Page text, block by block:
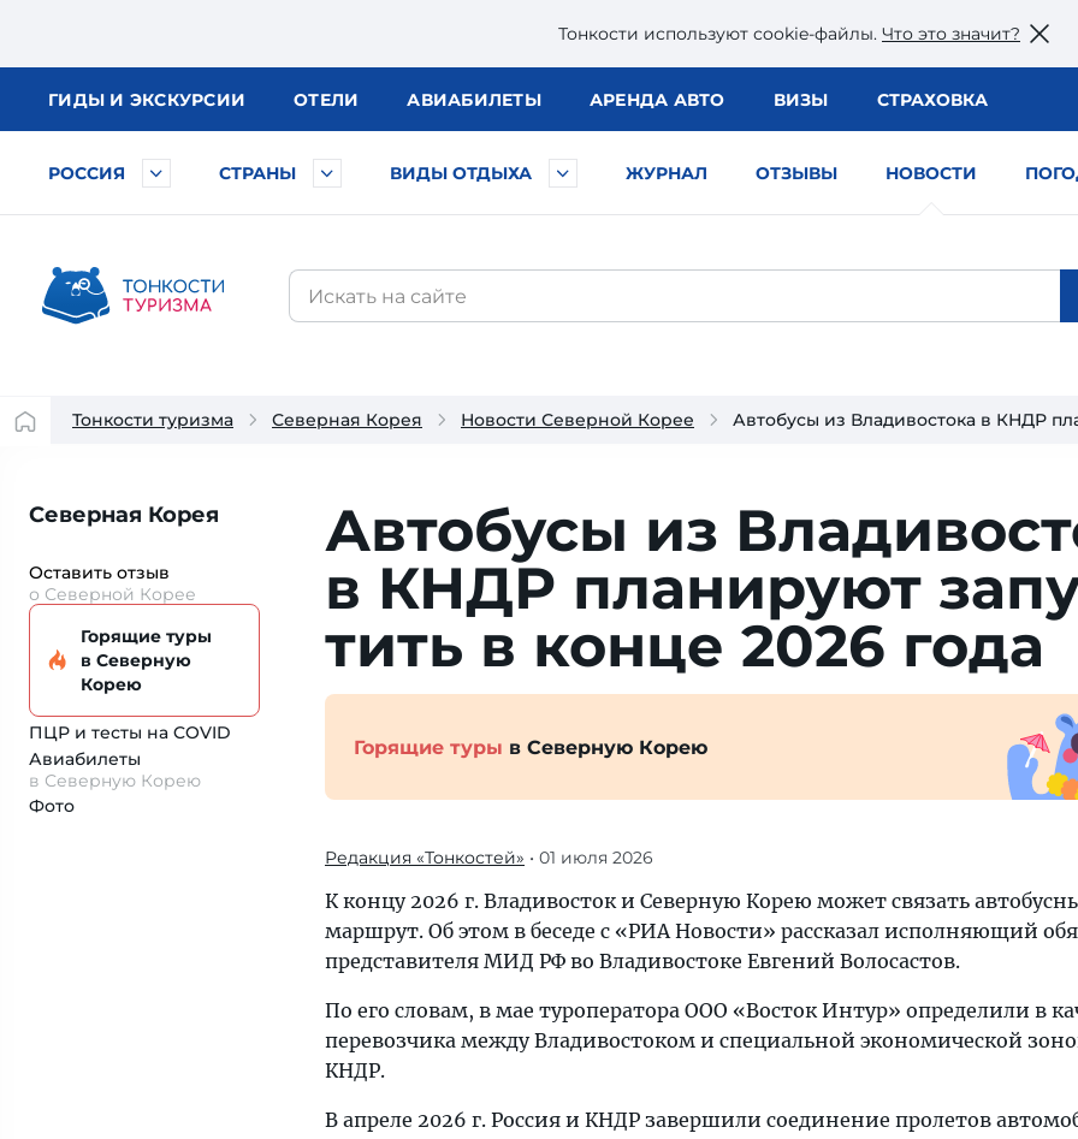
Тонкости используют сookie-файлы. Что это значит?
ГИДЫ И ЭКСКУРСИИ ОТЕЛИ АВИАБИЛЕТЫ АРЕНДА АВТО ВИЗЫ СТРАХОВКА
РОССИЯ СТРАНЫ ВИДЫ ОТДЫХА ЖУРНАЛ ОТЗЫВЫ НОВОСТИ
Тонкости туризма Северная Корея Новости Северной Корее Автобусы из Владивостока в КНДР
Северная Корея
Оставить отзыв
о Северной Корее
Горящие туры
в Северную
Корею
ПЦР и тесты на COVID
Авиабилеты
в Северную Корею
Фото
Автобусы из
в КНДР пла­ни­ру­ют
тить в кон­це 2026 года
Горящие туры в Северную Корею
Редакция «Тонкостей» • 01 июля 2026
К концу 2026 г. Владивосток и Северную Корею может связать
маршрут. Об этом в беседе с «РИА Новости» рассказал исполняющий
представителя МИД РФ во Владивостоке Евгений Волосастов.
По его словам, в мае туроператора ООО «Восток Интур» определили в
перевозчика между Владивостоком и специальной экономической
КНДР.
В апреле 2026 г. Россия и КНДР завершили соединение пролетов